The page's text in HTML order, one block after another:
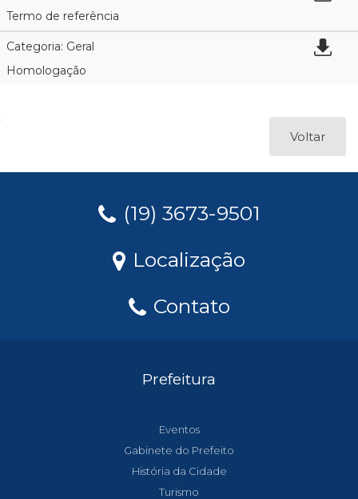
Termo de referência
Categoria: Geral
Homologação
Voltar
(19) 3673-9501
Localização
Contato
Prefeitura
Eventos
Gabinete do Prefeito
História da Cidade
Turismo